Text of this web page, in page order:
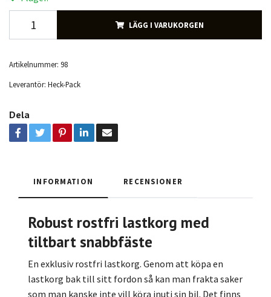
LÄGG I VARUKORGEN
Artikelnummer: 98
Leverantör: Heck-Pack
Dela
INFORMATION RECENSIONER
Robust rostfri lastkorg med
tiltbart snabbfäste
En exklusiv rostfri lastkorg. Genom att köpa en
lastkorg bak till sitt fordon så kan man frakta saker
som man kanske inte vill köra inuti sin bil. Det finns